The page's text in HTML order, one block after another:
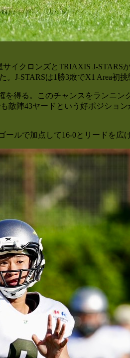
イクロンズとTRIAXIS J-STARS
J-STARSは1勝3敗でX1 Area初挑
得る。このチャンスをランニン
敵陣43ヤードという好ポジショ
ルで加点して16‐0とリードを広げ